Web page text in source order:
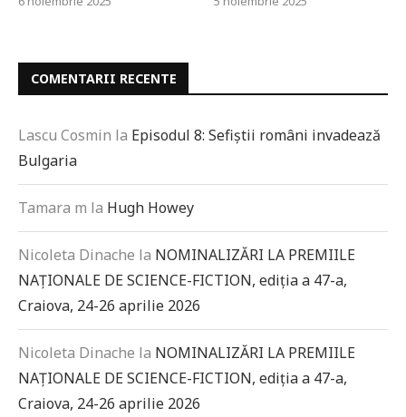
COMENTARII RECENTE
Lascu Cosmin la Episodul 8: Sefiștii români invadează
Bulgaria
Tamara m la Hugh Howey
Nicoleta Dinache la NOMINALIZĂRI LA PREMIILE
NAȚIONALE DE SCIENCE-FICTION, ediția a 47-a,
Craiova, 24-26 aprilie 2026
Nicoleta Dinache la NOMINALIZĂRI LA PREMIILE
NAȚIONALE DE SCIENCE-FICTION, ediția a 47-a,
Craiova, 24-26 aprilie 2026